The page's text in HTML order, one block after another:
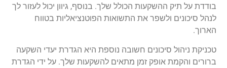
בודדת על תיק ההשקעות הכולל שלך. בנוסף, גיוון יכול לעזור לך
לנהל סיכונים ולשפר את התשואות הפוטנציאליות בטווח
הארוך.
טכניקת ניהול סיכונים חשובה נוספת היא הגדרת יעדי השקעה
ברורים והקמת אופק זמן מתאים להשקעות שלך. על ידי הגדרת